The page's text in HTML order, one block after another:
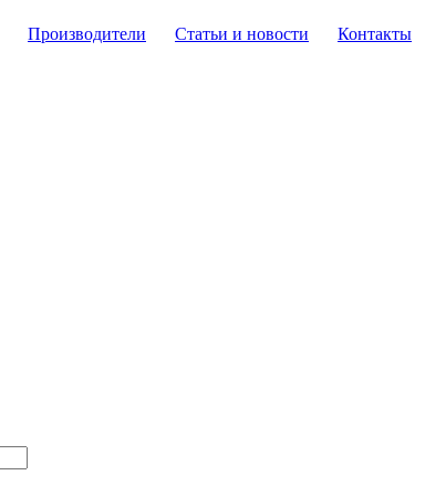
Производители Статьи и новости
Контакты